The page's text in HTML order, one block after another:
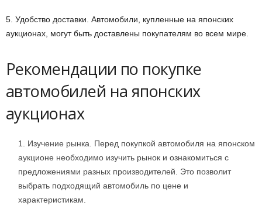
5. Удобство доставки. Автомобили, купленные на японских
аукционах, могут быть доставлены покупателям во всем мире.
Рекомендации по покупке
автомобилей на японских
аукционах
Изучение рынка. Перед покупкой автомобиля на японском
аукционе необходимо изучить рынок и ознакомиться с
предложениями разных производителей. Это позволит
выбрать подходящий автомобиль по цене и
характеристикам.